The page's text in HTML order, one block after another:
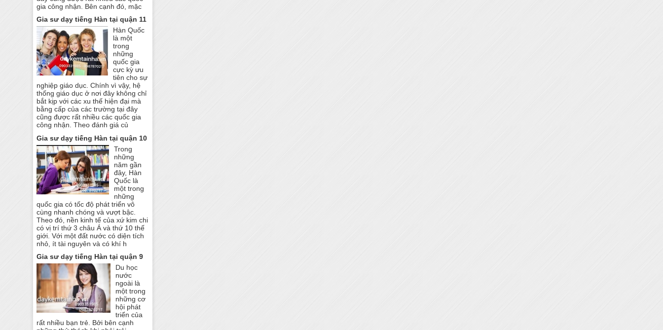
gia công nhận. Bên cạnh đó, mặc
Gia sư dạy tiếng Hàn tại quận 11
Hàn Quốc
là một
trong
những
quốc gia
cực kỳ ưu
tiên cho sự
nghiệp giáo dục. Chính vì vậy, hệ
thống giáo dục ở nơi đây không chỉ
bắt kịp với các xu thế hiện đại mà
bằng cấp của các trường tại đây
cũng được rất nhiều các quốc gia
công nhận. Theo đánh giá củ
Gia sư dạy tiếng Hàn tại quận 10
Trong
những
năm gần
đây, Hàn
Quốc là
một trong
những
quốc gia có tốc độ phát triển vô
cùng nhanh chóng và vượt bậc.
Theo đó, nền kinh tế của xứ kim chi
có vị trí thứ 3 châu Á và thứ 10 thế
giới. Với một đất nước có diện tích
nhỏ, ít tài nguyên và có khí h
Gia sư dạy tiếng Hàn tại quận 9
Du học
nước
ngoài là
một trong
những cơ
hội phát
triển của
rất nhiều bạn trẻ. Bởi bên cạnh